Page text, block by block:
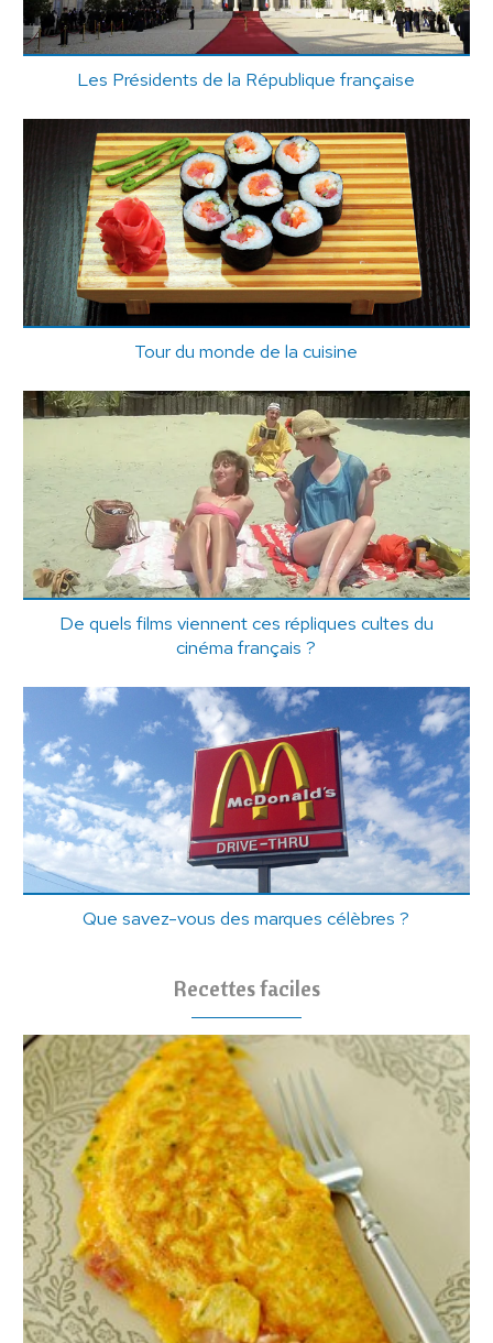
Les Présidents de la République française
Tour du monde de la cuisine
De quels films viennent ces répliques cultes du
cinéma français ?
Que savez-vous des marques célèbres ?
Recettes faciles